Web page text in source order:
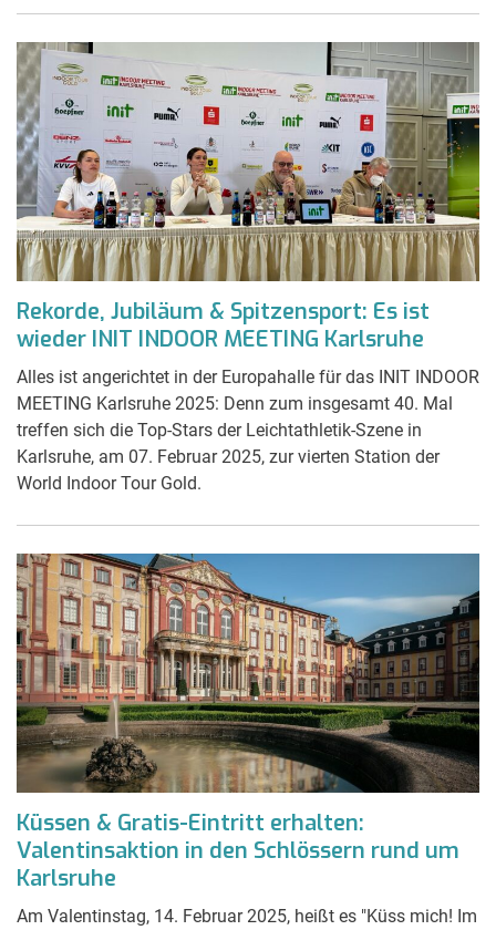
Rekorde, Jubiläum & Spitzensport: Es ist
wieder INIT INDOOR MEETING Karlsruhe
Alles ist angerichtet in der Europahalle für das INIT INDOOR
MEETING Karlsruhe 2025: Denn zum insgesamt 40. Mal
treffen sich die Top-Stars der Leichtathletik-Szene in
Karlsruhe, am 07. Februar 2025, zur vierten Station der
World Indoor Tour Gold.
Küssen & Gratis-Eintritt erhalten:
Valentinsaktion in den Schlössern rund um
Karlsruhe
Am Valentinstag, 14. Februar 2025, heißt es "Küss mich! Im